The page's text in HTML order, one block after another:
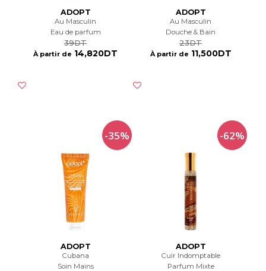
ADOPT
Au Masculin
Eau de parfum
39DT
À partir de 14,820DT
ADOPT
Au Masculin
Douche & Bain
23DT
À partir de 11,500DT
-35%
ADOPT
Cubana
Soin Mains
-62%
ADOPT
Cuir Indomptable
Parfum Mixte